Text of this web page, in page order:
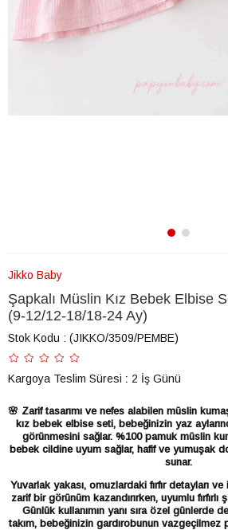
Jikko Baby
Şapkalı Müslin Kız Bebek Elbise
(9-12/12-18/18-24 Ay)
Stok Kodu (JIKKO/3509/PEMBE)
Kargoya Teslim Süresi : 2 İş Günü
🌸 Zarif tasarımı ve nefes alabilen müslin
kız bebek elbise seti, bebeğinizin yaz
görünmesini sağlar. %100 pamuk müslin
bebek cildine uyum sağlar, hafif ve yumuşak
sunar.
Yuvarlak yakası, omuzlardaki fırfır detayları
zarif bir görünüm kazandırırken, uyumlu
Günlük kullanımın yanı sıra özel günlerde
takım, bebeğinizin gardırobunun vazgeçilmez